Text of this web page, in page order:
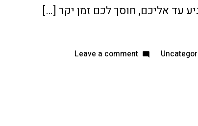
עד אליכם, חוסך לכם זמן יקר […]
Leave a comment